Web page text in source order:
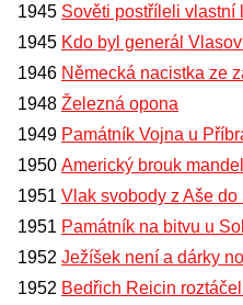
1945 Sověti postříleli vlastní
1945 Kdo byl generál
1946 Německá nacistka ze
1948 Železná opona
1949 Památník Vojna u
1950 Americký brouk
1951 Vlak svobody z Aše do
1951 Památník na bitvu u
1952 Ježíšek není a dárky
1952 Bedřich Reicin